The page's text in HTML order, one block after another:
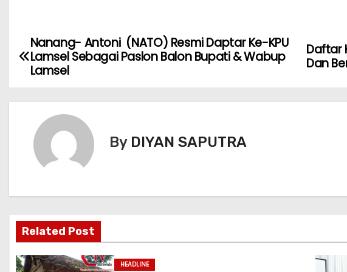
Daftar
Dan
Nanang- Antoni (NATO) Resmi Daptar Ke-KPU
Lamsel Sebagai Paslon Balon Bupati & Wabup
Lamsel
By DIYAN SAPUTRA
Related Post
HEADLINE